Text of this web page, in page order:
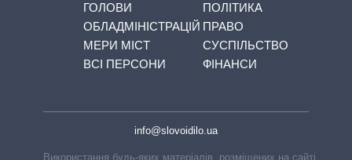
ГОЛОВИ
ОБЛАДМІНІСТРАЦІЙ
МЕРИ МІСТ
ВСІ ПЕРСОНИ
ПОЛІТИКА
ПРАВО
СУСПІЛЬСТВО
ФІНАНСИ
info@slovoidilo.ua
Використання будь-яких матеріалів, розміщених на сайті,